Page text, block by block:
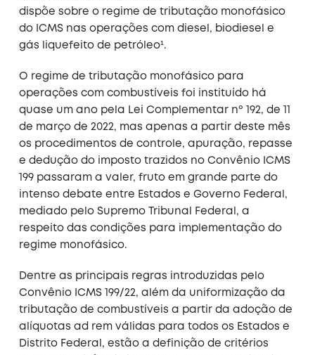
dispõe sobre o regime de tributação monofásico
do ICMS nas operações com diesel, biodiesel e
gás liquefeito de petróleo¹.
O regime de tributação monofásico para
operações com combustíveis foi instituído há
quase um ano pela Lei Complementar nº 192, de 11
de março de 2022, mas apenas a partir deste mês
os procedimentos de controle, apuração, repasse
e dedução do imposto trazidos no Convênio ICMS
199 passaram a valer, fruto em grande parte do
intenso debate entre Estados e Governo Federal,
mediado pelo Supremo Tribunal Federal, a
respeito das condições para implementação do
regime monofásico.
Dentre as principais regras introduzidas pelo
Convênio ICMS 199/22, além da uniformização da
tributação de combustíveis a partir da adoção de
alíquotas ad rem válidas para todos os Estados e
Distrito Federal, estão a definição de critérios